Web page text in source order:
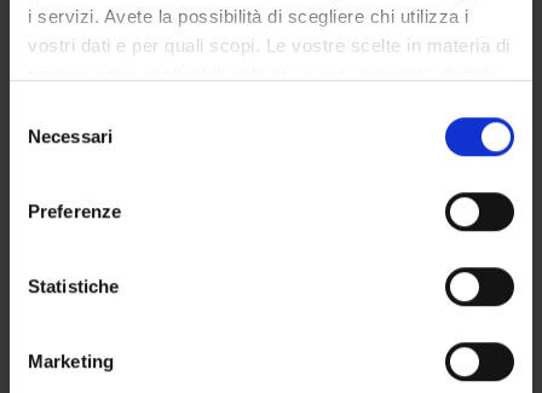
i servizi. Avete la possibilità di scegliere chi utilizza i
vostri dati e per quali scopi. Le vostre scelte in materia di
modificare o revocare il proprio consenso in qualsiasi
momento dalla Dichiarazione sui cookie o facendo clic
raccogliere informazioni sulla tua posizione
geografica, con un'approssimazione di qualche
Identificare il tuo dispositivo, scansionandolo
delNecessari
Preferenze
Statistiche
Marketing
SEZIONI
AREE DI RICERCA